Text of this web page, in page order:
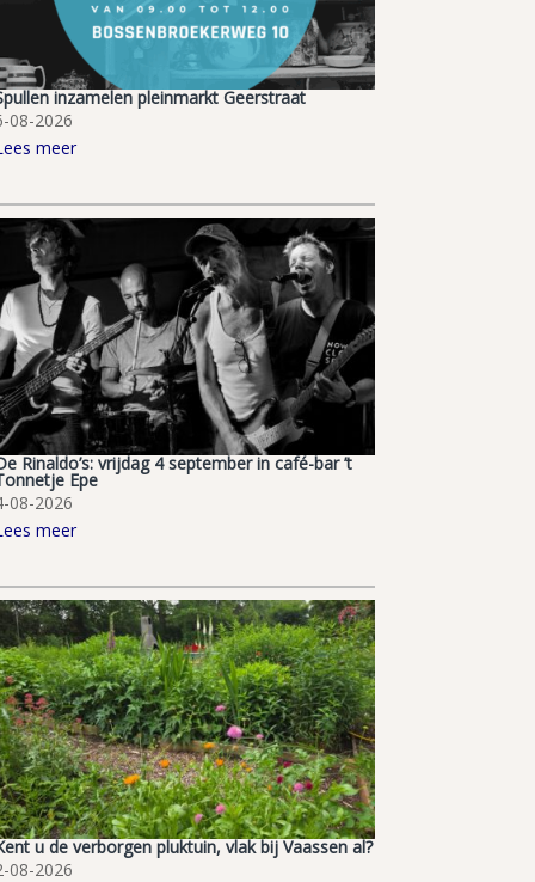
inzamelen pleinmarkt Geerstraat
08-2026
meer
Rinaldo’s: vrijdag 4 september in café-bar ’t
Epe
08-2026
meer
u de verborgen pluktuin, vlak bij Vaassen al?
08-2026